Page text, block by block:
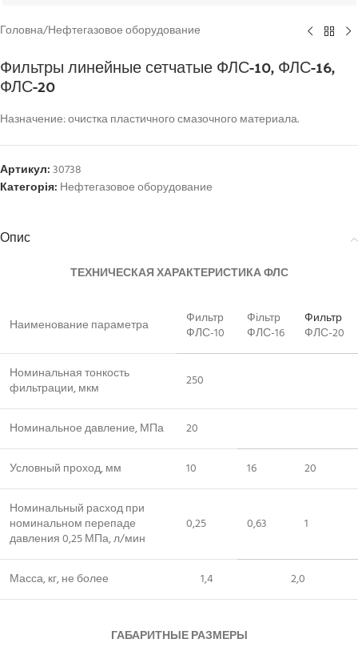
Головна/Нефтегазовое оборудование
Фильтры линейные сетчатые ФЛС-10, ФЛС-16,
ФЛС-20
Назначение: очистка пластичного смазочного материала.
Артикул:30738
Категорія: Нефтегазовое оборудование
Опис
ТЕХНИЧЕСКАЯ ХАРАКТЕРИСТИКА ФЛС
Наименование параметра
Фильтр
ФЛС-10
Фільтр
ФЛС-16
Фильтр
ФЛС-20
Номинальная тонкость
фильтрации, мкм
250
Номинальное давление, МПа 20
Условный проход, мм 10 16 20
Номинальный расход при
номинальном перепаде
давления 0,25 МПа, л/мин
0,25 0,63 1
Масса, кг, не более 1,4 2,0
ГАБАРИТНЫЕ РАЗМЕРЫ